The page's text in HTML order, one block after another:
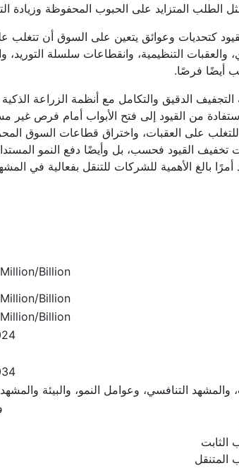
الطلب المتزايد على الحبوب المحفوظة وزيادة
كتحديات وعوائق يتعين على السوق أن تتغلب
والعقبات التنظيمية، وانقطاعات سلسلة
أيضًا فرصًا.
التجفيف الدقيق والتكامل مع أنظمة الزراعة
من القيود إلى فتح الأبواب أمام فرص
للتغلب على العقبات، واختراق قطاعات السوق
تخفيف القيود فحسب، بل وأيضًا دفع النمو
أمرًا بالغ الأهمية للشركات للتنقل بفعالية في
Billion
Billion
Billion
والمشهد التنافسي، وعوامل النمو، والبيئة
الثابت
المتنقل